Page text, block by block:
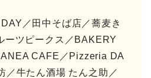
／田中そば店／蕎麦き
ーツピークス／BAKERY
CAFE／Pizzeria DA
／牛たん酒場 たん之助／